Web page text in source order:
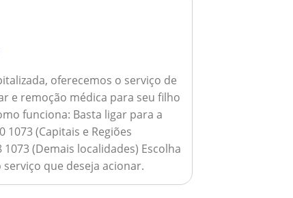
oferecemos o serviço de
e remoção médica para seu filho
funciona: Basta ligar para a
(Capitais e Regiões
(Demais localidades) Escolha
que deseja acionar.